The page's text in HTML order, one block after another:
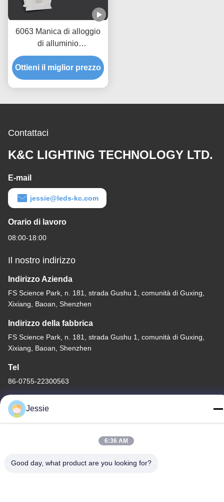
6063 Manica di alloggio
di alluminio
dell'estrusione di profilo
della striscia di T5 LED
Ottieni il miglior prezzo
Contattaci
K&C LIGHTING TECHNOLOGY LTD.
E-mail
jessie@leds-kc.com
Orario di lavoro
08:00-18:00
Il nostro indirizzo
Indirizzo Azienda
FS Science Park, n. 181, strada Gushu 1, comunità di Guxing,
Xixiang, Baoan, Shenzhen
Indirizzo della fabbrica
FS Science Park, n. 181, strada Gushu 1, comunità di Guxing,
Xixiang, Baoan, Shenzhen
Tel
86-0755-22300563
Cina Buona Qualità profilo principale dell'alluminio della striscia
LTD. Tutti i diritti riservati.
Jessie
6:36 AM
Good day, what product are you looking for?